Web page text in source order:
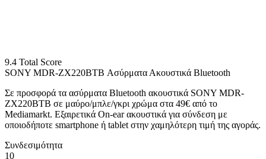
9.4 Total Score
SONY MDR-ZX220BTB Ασύρματα Ακουστικά Bluetooth
Σε προσφορά τα ασύρματα Bluetooth ακουστικά SONY MDR-
ZX220BTB σε μαύρο/μπλε/γκρι χρώμα στα 49€ από το
Mediamarkt. Εξαιρετικά On-ear ακουστικά για σύνδεση με
οποιοδήποτε smartphone ή tablet στην χαμηλότερη τιμή της αγοράς.
Συνδεσιμότητα
10